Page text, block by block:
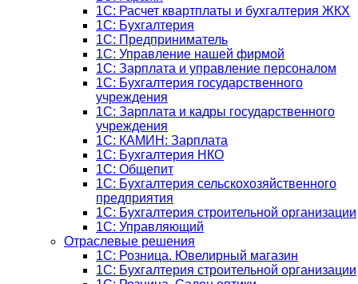
1C: Расчет квартплаты и бухгалтерия ЖКХ
1C: Бухгалтерия
1C: Предприниматель
1C: Управление нашей фирмой
1C: Зарплата и управление персоналом
1C: Бухгалтерия государственного
учреждения
1C: Зарплата и кадры государственного
учреждения
1C: КАМИН: Зарплата
1C: Бухгалтерия НКО
1С: Общепит
1С: Бухгалтерия сельскохозяйст­венного
предприятия
1С: Бухгалтерия строительной организации
1С: Управляющий
Отраслевые решения
1С: Розница. Ювелирный магазин
1С: Бухгалтерия строительной организации